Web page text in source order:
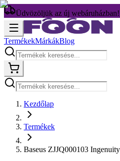
Üdvözöljük az új webáruházban!
TermékekMárkákBlog
Kezdőlap
Termékek
Baseus ZJJQ000103